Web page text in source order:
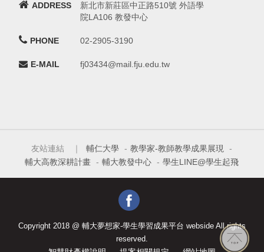
ADDRESS
新北市新莊區中正路510號 外語學
院LA106 教發中心
PHONE 02-2905-3190
E-MAIL fj03434@mail.fju.edu.tw
友站連結 ｜ 輔仁大學 - 教學家-教師教學成果展現 -
輔大高教深耕計畫 - 輔大教發中心 - 學生LINE@學生起飛
Copyright 2018 @ 輔大夢想家-學生學習成果平台 webside All rights
reserved.